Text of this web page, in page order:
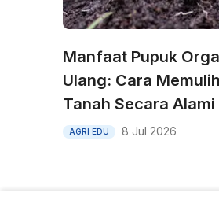
Manfaat Pupuk
Ulang: Cara
Tanah Secara Alami
AGRI EDU 8 Jul 2026